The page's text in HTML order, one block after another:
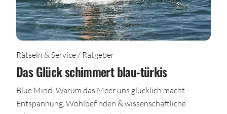
Rätseln & Service / Ratgeber
Das Glück schimmert blau-türkis
Blue Mind: Warum das Meer uns glücklich macht –
Entspannung, Wohlbefinden & wissenschaftliche